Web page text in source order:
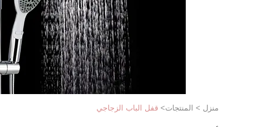
منزل > المنتجات> قفل الباب الزجاجي